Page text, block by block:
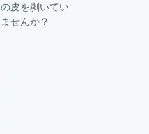
の皮を剥いてい
ませんか？